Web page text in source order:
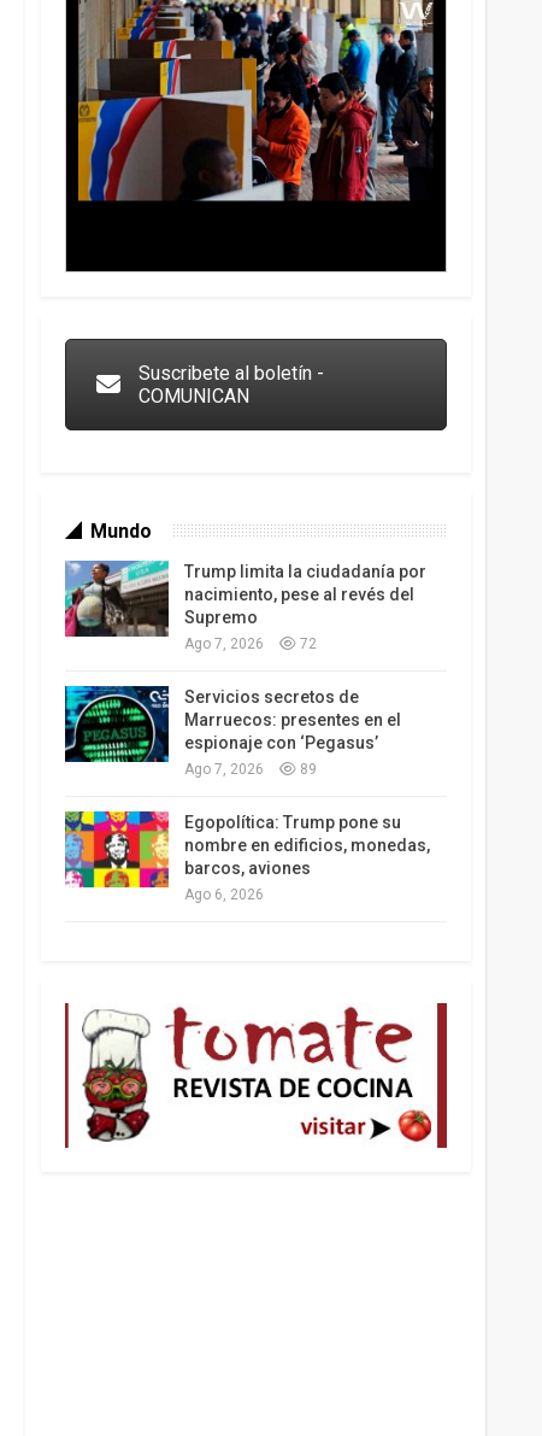
Suscribete al boletín -
COMUNICAN
Mundo
Trump limita la ciudadanía por
nacimiento, pese al revés del
Supremo
Ago 7, 2026 72
Servicios secretos de
Marruecos: presentes en el
espionaje con ‘Pegasus’
Ago 7, 2026 89
Egopolítica: Trump pone su
nombre en edificios, monedas,
barcos, aviones
Ago 6, 2026